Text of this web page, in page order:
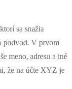
sa snažia
podvod. V prvom
meno, adresu a iné
že na účte XYZ je